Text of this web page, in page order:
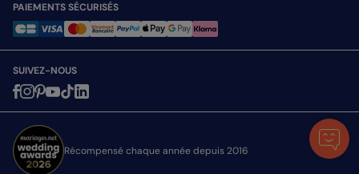
PAIEMENTS SÉCURISÉS
SUIVEZ-NOUS
Récompensé chaque année depuis 2016